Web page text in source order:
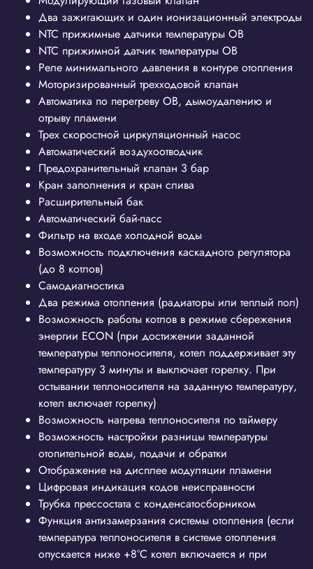
Два зажигающих и один ионизационный электроды
NTC прижимные датчики температуры ОВ
NTC прижимной датчик температуры ОВ
Реле минимального давления в контуре отопления
Моторизированный трехходовой клапан
Автоматика по перегреву ОВ, дымоудалению и
отрыву пламени
Трех скоростной циркуляционный насос
Автоматический воздухоотводчик
Предохранительный клапан 3 бар
Кран заполнения и кран слива
Расширительный бак
Автоматический бай-пасс
Фильтр на входе холодной воды
Возможность подключения каскадного регулятора
(до 8 котлов)
Самодиагностика
Два режима отопления (радиаторы или теплый пол)
Возможность работы котлов в режиме сбережения
энергии ECON (при достижении заданной
температуры теплоносителя, котел поддерживает эту
температуру 3 минуты и выключает горелку. При
остывании теплоносителя на заданную температуру,
котел включает горелку)
Возможность нагрева теплоносителя по таймеру
Возможность настройки разницы температуры
отопительной воды, подачи и обратки
Отображение на дисплее модуляции пламени
Цифровая индикация кодов неисправности
Трубка прессостата с конденсатосборником
Функция антизамерзания системы отопления (если
температура теплоносителя в системе отопления
опускается ниже +8°С котел включается и при